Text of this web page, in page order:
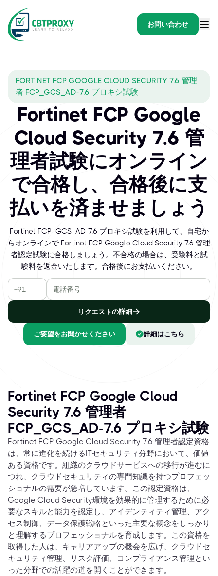
お問い合わせ
FORTINET FCP GOOGLE CLOUD SECURITY 7.6 管理
者 FCP_GCS_AD-7.6 プロキシ試験
Fortinet FCP Google
Cloud Security 7.6 管
理者試験にオンライン
で合格し、合格後に支
払いを済ませましょう
Fortinet FCP_GCS_AD-7.6 プロキシ試験を利用して、自宅か
らオンラインで Fortinet FCP Google Cloud Security 7.6 管理
者認定試験に合格しましょう。不合格の場合は、受験料と試
験料を返金いたします。合格後にお支払いください。
リクエストの詳細
ご要望をお聞かせください 詳細はこちら
Fortinet FCP Google Cloud
Security 7.6 管理者
FCP_GCS_AD-7.6 プロキシ試験
Fortinet FCP Google Cloud Security 7.6 管理者認定資格
は、常に進化を続けるITセキュリティ分野において、価値
ある資格です。組織のクラウドサービスへの移行が進むに
つれ、クラウドセキュリティの専門知識を持つプロフェッ
ショナルの需要が急増しています。この認定資格は、
Google Cloud Security環境を効果的に管理するために必
要なスキルと能力を認定し、アイデンティティ管理、アク
セス制御、データ保護戦略といった主要な概念をしっかり
と理解するプロフェッショナルを育成します。この資格を
取得した人は、キャリアアップの機会を広げ、クラウドセ
キュリティ管理、リスク評価、コンプライアンス管理とい
った分野での活躍の道を開くことができます。